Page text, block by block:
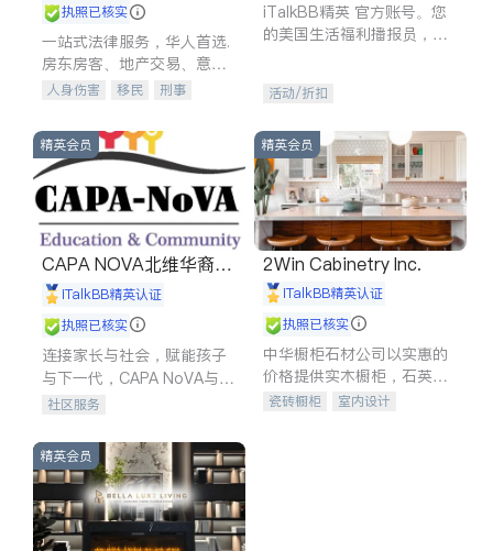
执照已核实
一站式法律服务，华人首选.
房东房客、地产交易、意外
伤害、车祸重伤、商业诉
建筑合同、刑事案件全包办
人身伤害 移民
刑事
信托/遗嘱
商业
索赔
律师-其它 保释
iTalkBB精英 官方账号。您
的美国生活福利播报员，精
专属福利。
活动/折扣
精英会员
CAPA NOVA北维华裔家
长会iTalkBB精英认证
执照已核实
连接家长与社会，赋能孩子
与下一代，CAPA NoVA与您
携手建设包容、公平、充满
社区服务
精英会员
2Win Cabinetry Inc.
iTalkBB精英认证
执照已核实
中华橱柜石材公司以实惠的
价格提供实木橱柜，石英石
台面，多种优质不锈钢水
瓷砖橱柜
室内设计
精英会员